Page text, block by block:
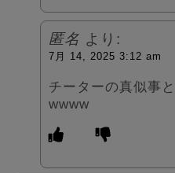
匿名 より:
7月 14, 2025 3:12 am
チーターの真似事
wwww